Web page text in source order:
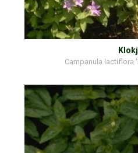
Campanula lactiflora